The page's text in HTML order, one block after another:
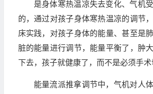
是身体寒热温凉失去变化、气机
的，通过对孩子身体寒热温凉的调节
床实践，对孩子身体的能量、甚至是
脏的能量进行调节，能量平衡了，肿
下去，孩子就健康了，而不是必须手术
能量流派推拿调节中，气机对人